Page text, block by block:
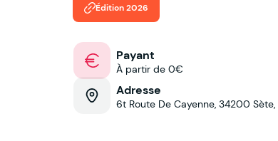
Payant
À partir de 0€
Adresse
6t Route De Cayenne, 34200 Sète,
Édition 2026